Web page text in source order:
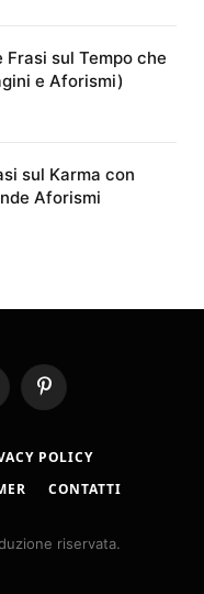
Frasi sul Tempo che
e Aforismi)
sul Karma con
Aforismi
Pinterest
POLICY
CONTATTI
riservata.